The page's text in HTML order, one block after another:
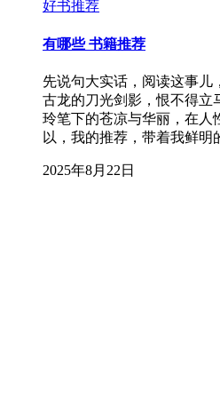
好书推荐
有哪些 书籍推荐
先说句大实话，阅读这事儿
古龙的刀光剑影，恨不得立
玲笔下的苍凉与华丽，在人
以，我的推荐，带着我鲜
2025年8月22日